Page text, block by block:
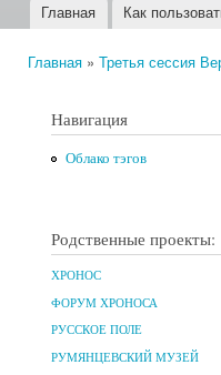
Главное меню
Главная Как
Главная » Третья сессия
Навигация
Облако тэгов
Родственные проекты:
ХРОНОС
ФОРУМ ХРОНОСА
РУССКОЕ ПОЛЕ
РУМЯНЦЕВСКИЙ МУЗЕЙ